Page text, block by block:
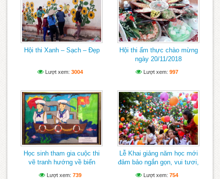
Hội thi Xanh – Sạch – Đẹp
Lượt xem: 3004
Hội thi ẩm thực chào mừng
ngày 20/11/2018
Lượt xem: 997
Học sinh tham gia cuộc thi
vẽ tranh hướng về biển
Lượt xem: 739
Lễ Khai giảng năm học mới
đảm bảo ngắn gọn, vui tươi,
Lượt xem: 754